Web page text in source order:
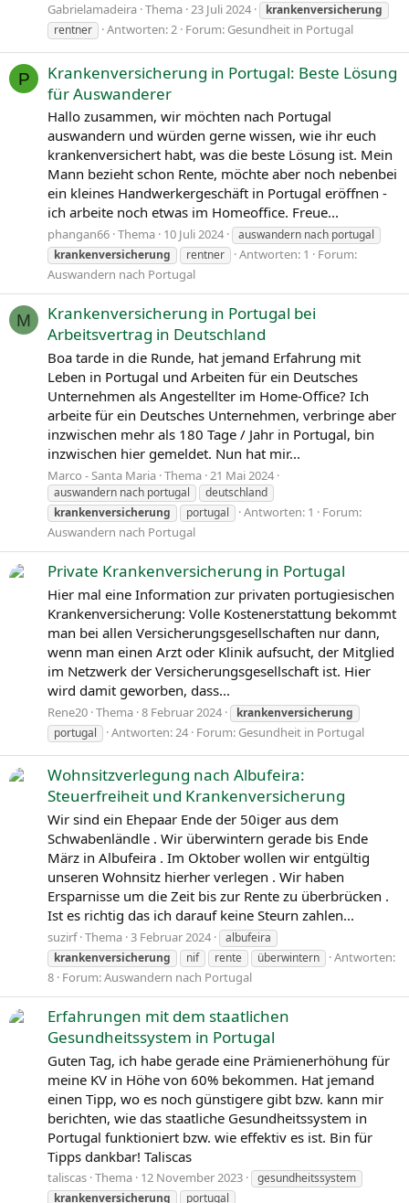
Gabrielamadeira Thema 23 Juli 2024
krankenversicherung
rentner
Antworten: 2 Forum: Gesundheit in Portugal
P
Krankenversicherung in Portugal: Beste Lösung
für Auswanderer
Hallo zusammen, wir möchten nach Portugal
auswandern und würden gerne wissen, wie ihr euch
krankenversichert habt, was die beste Lösung ist. Mein
Mann bezieht schon Rente, möchte aber noch nebenbei
ein kleines Handwerkergeschäft in Portugal eröffnen -
ich arbeite noch etwas im Homeoffice. Freue...
phangan66 Thema 10 Juli 2024
auswandern nach portugal
krankenversicherung
rentner Antworten: 1
Forum:
Auswandern nach Portugal
M
Krankenversicherung in Portugal bei
Arbeitsvertrag in Deutschland
Boa tarde in die Runde, hat jemand Erfahrung mit
Leben in Portugal und Arbeiten für ein Deutsches
Unternehmen als Angestellter im Home-Office? Ich
arbeite für ein Deutsches Unternehmen, verbringe aber
inzwischen mehr als 180 Tage / Jahr in Portugal, bin
inzwischen hier gemeldet. Nun hat mir...
Marco - Santa Maria Thema 21 Mai 2024
auswandern nach portugal
deutschland
krankenversicherung
portugal Antworten: 1
Forum:
Auswandern nach Portugal
Private Krankenversicherung in Portugal
Hier mal eine Information zur privaten portugiesischen
Krankenversicherung: Volle Kostenerstattung bekommt
man bei allen Versicherungsgesellschaften nur dann,
wenn man einen Arzt oder Klinik aufsucht, der Mitglied
im Netzwerk der Versicherungsgesellschaft ist. Hier
wird damit geworben, dass...
Rene20 Thema 8 Februar 2024
krankenversicherung
portugal
Antworten: 24 Forum: Gesundheit in Portugal
Wohnsitzverlegung nach Albufeira:
Steuerfreiheit und Krankenversicherung
Wir sind ein Ehepaar Ende der 50iger aus dem
Schwabenländle . Wir überwintern gerade bis Ende
März in Albufeira . Im Oktober wollen wir entgültig
unseren Wohnsitz hierher verlegen . Wir haben
Ersparnisse um die Zeit bis zur Rente zu überbrücken .
Ist es richtig das ich darauf keine Steurn zahlen...
suzirf Thema 3 Februar 2024
albufeira
krankenversicherung
nif rente überwintern
Antworten:
8 Forum:Auswandern nach Portugal
Erfahrungen mit dem staatlichen
Gesundheitssystem in Portugal
Guten Tag, ich habe gerade eine Prämienerhöhung für
meine KV in Höhe von 60% bekommen. Hat jemand
einen Tipp, wo es noch günstigere gibt bzw. kann mir
berichten, wie das staatliche Gesundheitssystem in
Portugal funktioniert bzw. wie effektiv es ist. Bin für
Tipps dankbar! Taliscas
taliscas Thema 12 November 2023
gesundheitssystem
krankenversicherung
portugal